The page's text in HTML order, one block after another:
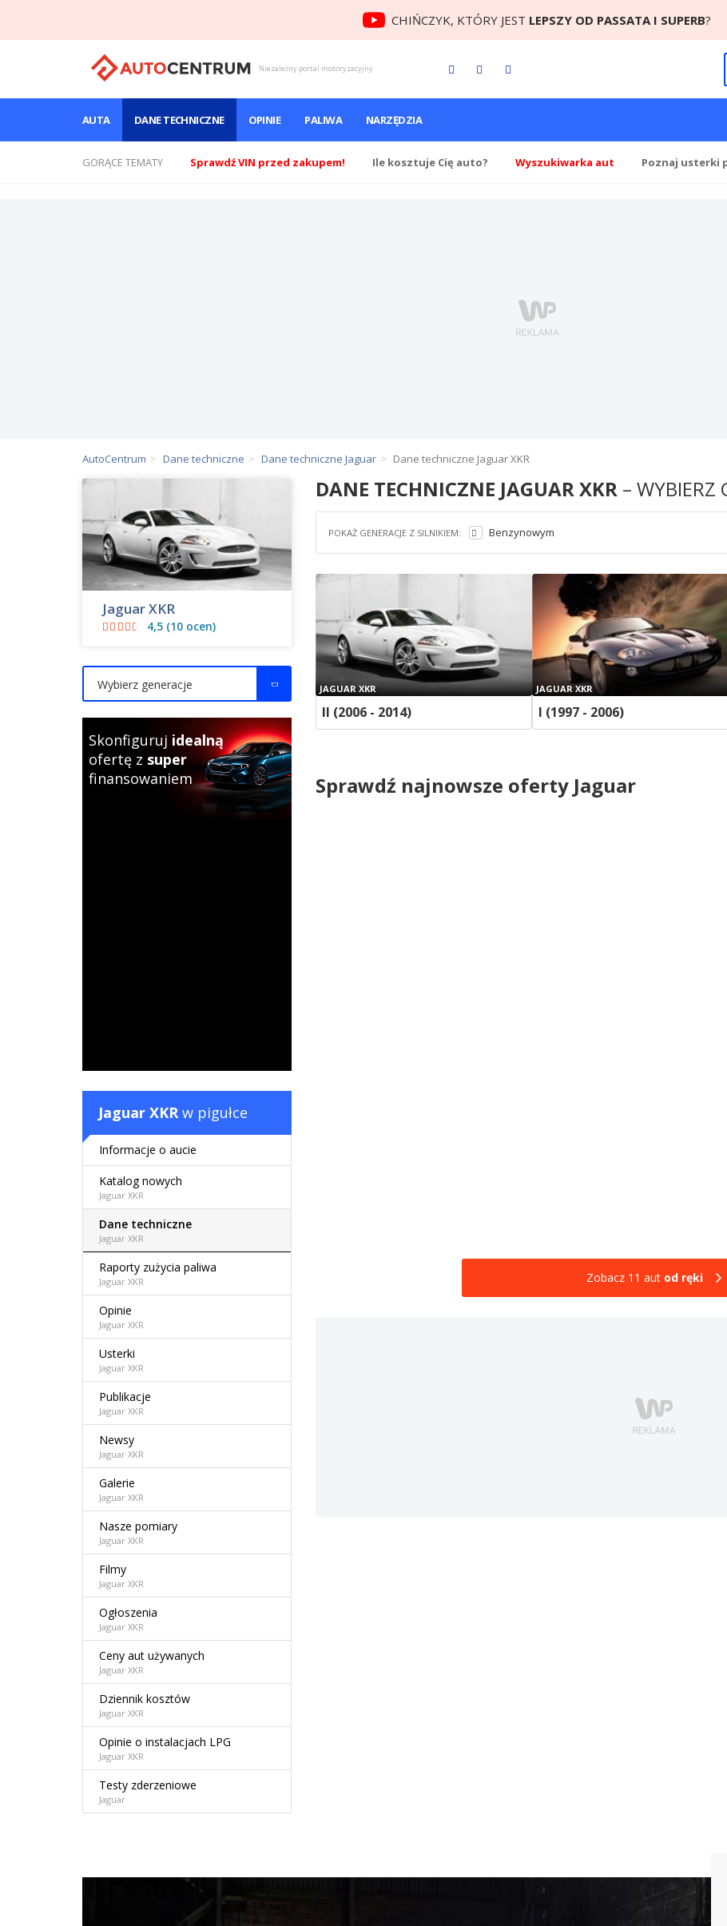
CHIŃCZYK, KTÓRY JEST LEPSZY OD PASSATA I SUPERB?
Niezależny portal motoryzacyjny
AUTA DANE TECHNICZNE OPINIE PALIWA NARZĘDZIA
GORĄCE TEMATY Sprawdź VIN przed zakupem! Ile kosztuje Cię auto? Wyszukiwarka aut Poznaj usterki
AutoCentrum Dane techniczne Dane techniczne Jaguar Dane techniczne Jaguar XKR
DANE TECHNICZNE JAGUAR XKR – WYBIERZ
POKAŻ GENERACJE Z SILNIKIEM: Benzynowym
JAGUAR XKR
II (2006 - 2014)
JAGUAR XKR
I (1997 - 2006)
Sprawdź najnowsze oferty Jaguar
Zobacz 11 aut od ręki
Jaguar XKR
4,5 (10 ocen)
Wybierz generacje
Skonfiguruj idealną
ofertę z super
finansowaniem
Jaguar XKR w pigułce
Informacje o aucie
Katalog nowych
Jaguar XKR
Dane techniczne
Jaguar XKR
Raporty zużycia paliwa
Jaguar XKR
Opinie
Jaguar XKR
Usterki
Jaguar XKR
Publikacje
Jaguar XKR
Newsy
Jaguar XKR
Galerie
Jaguar XKR
Nasze pomiary
Jaguar XKR
Filmy
Jaguar XKR
Ogłoszenia
Jaguar XKR
Ceny aut używanych
Jaguar XKR
Dziennik kosztów
Jaguar XKR
Opinie o instalacjach LPG
Jaguar XKR
Testy zderzeniowe
Jaguar